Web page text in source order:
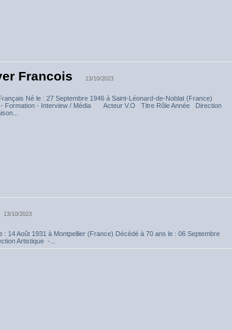
Francois 13/10/2023
Né le : 27 Septembre 1946 à Saint-Léonard-de-Noblat (France)
- Formation - Interview / Média Acteur V.O Titre Rôle Année Direction
13/10/2023
14 Août 1931 à Montpellier (France) Décédé à 70 ans le : 06 Septembre
Artistique -...